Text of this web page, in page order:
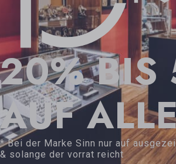
20% BIS
AUF
* Bei der Marke Sinn nur auf
& solange der vorrat reicht